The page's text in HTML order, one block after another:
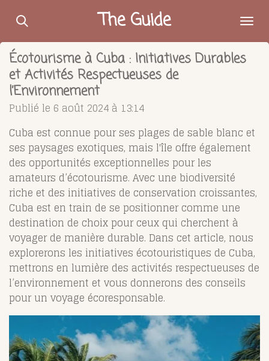
Passer
contenu
principal
The Guide
Écotourisme à Cuba : Initiatives Durables
et Activités Respectueuses de
l’Environnement
Publié le 6 août 2024 à 13:14
Cuba est connue pour ses plages de sable blanc et
ses paysages exotiques, mais l'île offre également
des opportunités exceptionnelles pour les
amateurs d’écotourisme. Avec une biodiversité
riche et des initiatives de conservation croissantes,
Cuba est en train de se positionner comme une
destination de choix pour ceux qui cherchent à
voyager de manière durable. Dans cet article, nous
explorerons les initiatives écotouristiques de Cuba,
mettrons en lumière des activités respectueuses de
l’environnement et vous donnerons des conseils
pour un voyage écoresponsable.